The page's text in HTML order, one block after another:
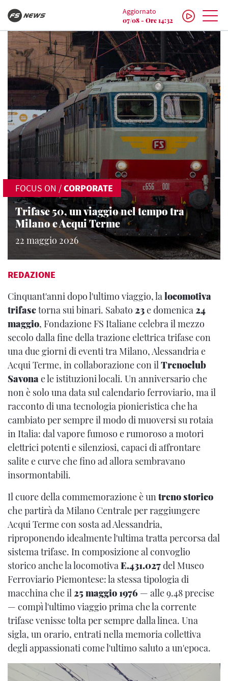
Aggiornato
07/08 - Ore 14:32
FOCUS ON /CORPORATE
Trifase 50, un viaggio nel tempo tra
Milano e Acqui Terme
22 maggio 2026
REDAZIONE
Cinquant'anni dopo l'ultimo viaggio, lalocomotiva
trifasetorna sui binari. Sabato 23e domenica24
maggio, Fondazione FS Italiane celebra il mezzo
secolo dalla fine della trazione elettrica trifase con
una due giorni di eventi tra Milano, Alessandria e
Acqui Terme, in collaborazione con ilTrenoclub
Savonae le istituzioni locali. Un anniversario che
non è solo una data sul calendario ferroviario, ma il
racconto di una tecnologia pionieristica che ha
cambiato per sempre il modo di muoversi su rotaia
in Italia: dal vapore fumoso e rumoroso a motori
elettrici potenti e silenziosi, capaci di affrontare
salite e curve che fino ad allora sembravano
insormontabili.
Il cuore della commemorazione è untreno storico
che partirà da Milano Centrale per raggiungere
Acqui Terme con sosta ad Alessandria,
riproponendo idealmente l'ultima tratta percorsa dal
sistema trifase. In composizione al convoglio
storico anche la locomotivaE.431.027del Museo
Ferroviario Piemontese: la stessa tipologia di
macchina che il25 maggio 1976 — alle 9.48 precise
— compì l'ultimo viaggio prima che la corrente
trifase venisse tolta per sempre dalla linea. Una
sigla, un orario, entrati nella memoria collettiva
degli appassionati come l'ultimo saluto a un'epoca.